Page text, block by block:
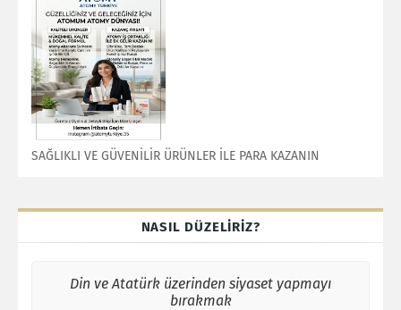
SAĞLIKLI VE GÜVENİLİR ÜRÜNLER İLE PARA KAZANIN
NASIL DÜZELİRİZ?
Din ve Atatürk üzerinden siyaset yapmayı
bırakmak